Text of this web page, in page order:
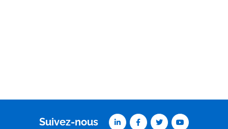
Suivez-nous